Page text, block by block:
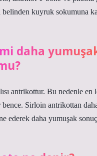
belinden kuyruk sokumuna
daha
antrikottur. Bu nedenle en
bence. Sirloin antrikottan
ederek daha yumuşak